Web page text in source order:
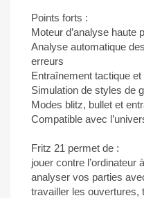
Points forts :
Moteur d’analyse haute
Analyse automatique
erreurs
Entraînement tactique
Simulation de styles de
Modes blitz, bullet et
Compatible avec
Fritz 21 permet de :
jouer contre l’ordinateur
analyser vos parties
travailler les ouvertures,